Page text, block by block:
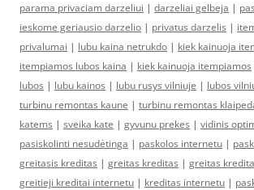
parama privaciam darzeliui | darzeliai gelbeja |
ieskome geriausio darzelio | privatus darzelis |
privalumai | lubu kaina netrukdo | kiek kainuoja
itempiamos lubos kaina | kiek kainuoja itempiamos
lubos | lubu kainos | lubu rusys vilniuje | lubos
turbinu remontas kaune | turbinu remontas
katems | sveika kate | gyvunu prekes | vidinis
pasiskolinti nesudėtinga | paskolos internetu |
greitasis kreditas | greitas kreditas | greitas
greitieji kreditai internetu | kreditas internetu |